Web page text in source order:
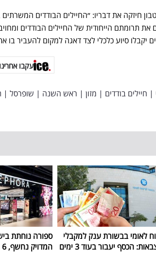
חיזקה את דבריו: ״החיילים הבודדים
את תרומתם הייחודית של החיילים הבודדים
יקבלו סיוע כלכלי לצד דאגה למקום להעביר בו
עקבו אחרינו
| חיילים בודדים | מזון | ראש השנה | שופרסל |
לאומי בבשורת ענק למקבלי
הכסף יעבור בעוד 3 ימים
ספורה נוחתת
המדויק נחשף, 6 חנויות כבר החודש